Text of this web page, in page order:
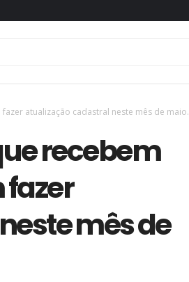
atualização cadastral neste mês de maio.
recebem
mês de